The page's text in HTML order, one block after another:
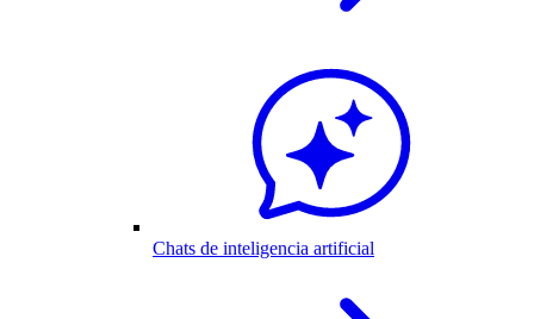
Chats de inteligencia artificial